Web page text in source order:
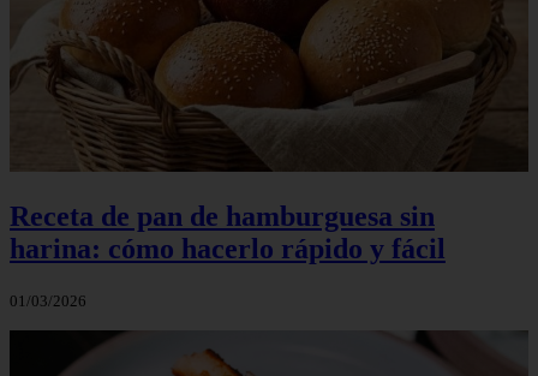
Receta de pan de hamburguesa sin
harina: cómo hacerlo rápido y fácil
01/03/2026